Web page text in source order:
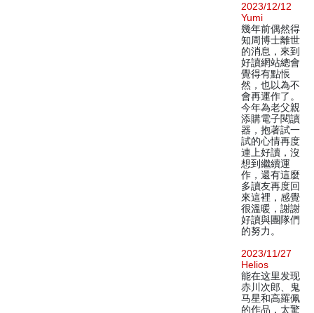
2023/12/12
Yumi
幾年前偶然得
知周博士離世
的消息，來到
好讀網站總會
覺得有點悵
然，也以為不
會再運作了。
今年為老父親
添購電子閱讀
器，抱著試一
試的心情再度
連上好讀，沒
想到繼續運
作，還有這麼
多讀友再度回
來這裡，感覺
很溫暖，謝謝
好讀與團隊們
的努力。
2023/11/27
Helios
能在这里发现
赤川次郎、鬼
马星和高羅佩
的作品，太驚